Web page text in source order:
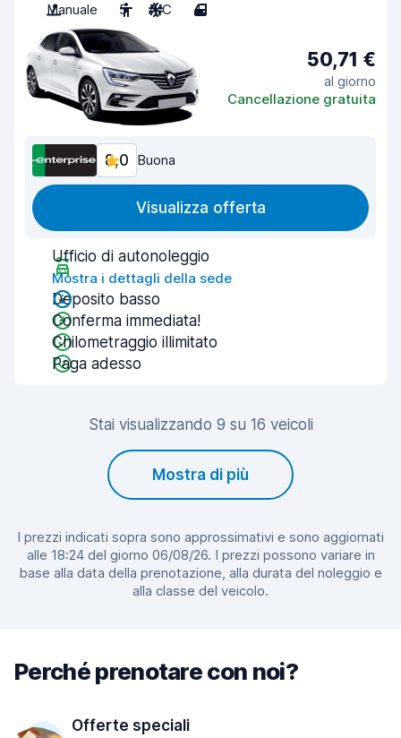
Manuale
5 A/C 4
50,71 €
al giorno
Cancellazione gratuita
8,0 Buona
Visualizza offerta
Ufficio di autonoleggio
Mostra i dettagli della sede
Deposito basso
Conferma immediata!
Chilometraggio illimitato
Paga adesso
Stai visualizzando 9 su 16 veicoli
Mostra di più
I prezzi indicati sopra sono approssimativi e sono aggiornati
alle 18:24 del giorno 06/08/26. I prezzi possono variare in
base alla data della prenotazione, alla durata del noleggio e
alla classe del veicolo.
Perché prenotare con noi?
Offerte speciali